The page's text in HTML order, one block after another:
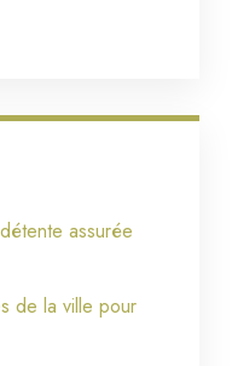
assurée
de la ville pour